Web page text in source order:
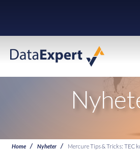
Home Nyheter Mercure Tips & Tricks: TEC